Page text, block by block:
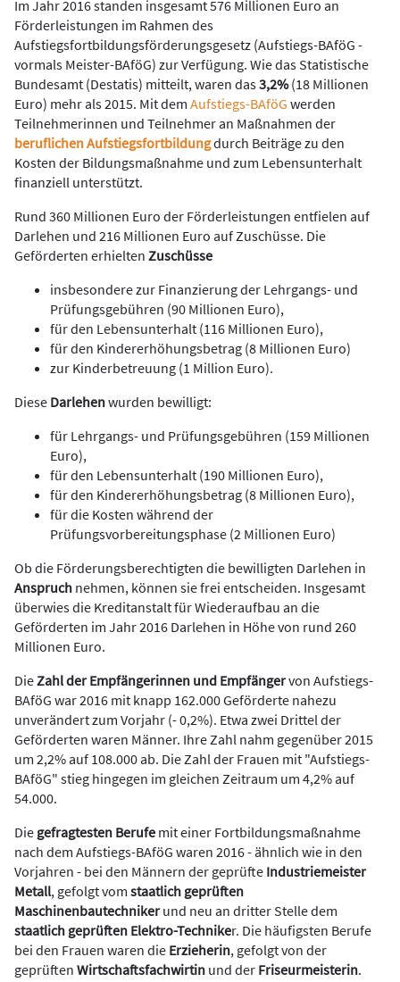
Im Jahr 2016 standen insgesamt 576 Millionen Euro an
Förderleistungen im Rahmen des
Aufstiegsfortbildungsförderungsgesetz (Aufstiegs-BAföG -
vormals Meister-BAföG) zur Verfügung. Wie das Statistische
Bundesamt (Destatis) mitteilt, waren das3,2%(18 Millionen
Euro) mehr als 2015. Mit dem Aufstiegs-BAföG werden
Teilnehmerinnen und Teilnehmer an Maßnahmen der
beruflichen Aufstiegsfortbildungdurch Beiträge zu den
Kosten der Bildungsmaßnahme und zum Lebensunterhalt
finanziell unterstützt.
Rund 360 Millionen Euro der Förderleistungen entfielen auf
Darlehen und 216 Millionen Euro auf Zuschüsse. Die
Geförderten erhielten Zuschüsse
insbesondere zur Finanzierung der Lehrgangs- und
Prüfungsgebühren (90 Millionen Euro),
für den Lebensunterhalt (116 Millionen Euro),
für den Kindererhöhungsbetrag (8 Millionen Euro)
zur Kinderbetreuung (1 Million Euro).
Diese Darlehenwurden bewilligt:
für Lehrgangs- und Prüfungsgebühren (159 Millionen
Euro),
für den Lebensunterhalt (190 Millionen Euro),
für den Kindererhöhungsbetrag (8 Millionen Euro),
für die Kosten während der
Prüfungsvorbereitungsphase (2 Millionen Euro)
Ob die Förderungsberechtigten die bewilligten Darlehen in
Anspruch nehmen, können sie frei entscheiden. Insgesamt
überwies die Kreditanstalt für Wiederaufbau an die
Geförderten im Jahr 2016 Darlehen in Höhe von rund 260
Millionen Euro.
DieZahl der Empfängerinnen und Empfängervon Aufstiegs-
BAföG war 2016 mit knapp 162.000 Geförderte nahezu
unverändert zum Vorjahr (- 0,2%). Etwa zwei Drittel der
Geförderten waren Männer. Ihre Zahl nahm gegenüber 2015
um 2,2% auf 108.000 ab. Die Zahl der Frauen mit "Aufstiegs-
BAföG" stieg hingegen im gleichen Zeitraum um 4,2% auf
54.000.
Die gefragtesten Berufe mit einer Fortbildungsmaßnahme
nach dem Aufstiegs-BAföG waren 2016 - ähnlich wie in den
Vorjahren - bei den Männern der geprüfte Industriemeister
Metall, gefolgt vom staatlich geprüften
Maschinenbautechnikerund neu an dritter Stelle dem
staatlich geprüften Elektro-Techniker. Die häufigsten Berufe
bei den Frauen waren die Erzieherin, gefolgt von der
geprüften Wirtschaftsfachwirtin und der Friseurmeisterin.